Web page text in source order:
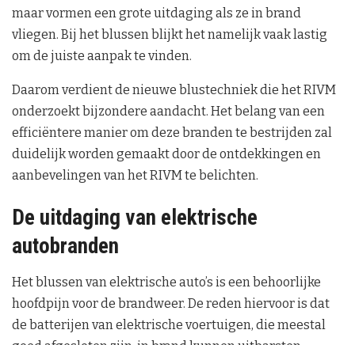
maar vormen een grote uitdaging als ze in brand
vliegen. Bij het blussen blijkt het namelijk vaak lastig
om de juiste aanpak te vinden.
Daarom verdient de nieuwe blustechniek die het RIVM
onderzoekt bijzondere aandacht. Het belang van een
efficiëntere manier om deze branden te bestrijden zal
duidelijk worden gemaakt door de ontdekkingen en
aanbevelingen van het RIVM te belichten.
De uitdaging van elektrische
autobranden
Het blussen van elektrische auto’s is een behoorlijke
hoofdpijn voor de brandweer. De reden hiervoor is dat
de batterijen van elektrische voertuigen, die meestal